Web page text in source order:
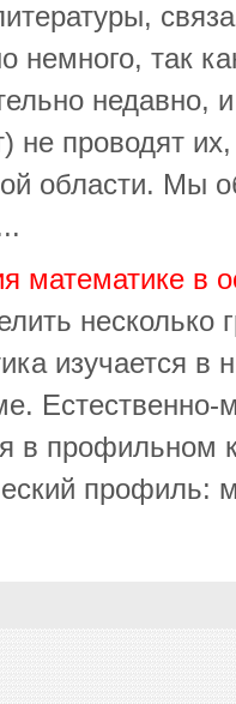
немного, так
недавно,
не проводят
области. Мы
математике в
несколько
изучается
Естественно-
в профильном
профиль: